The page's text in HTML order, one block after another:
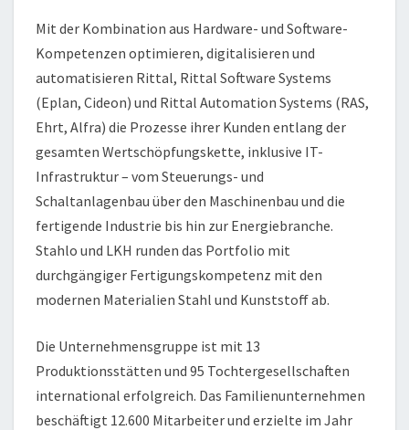
Mit der Kombination aus Hardware- und Software-
Kompetenzen optimieren, digitalisieren und
automatisieren Rittal, Rittal Software Systems
(Eplan, Cideon) und Rittal Automation Systems (RAS,
Ehrt, Alfra) die Prozesse ihrer Kunden entlang der
gesamten Wertschöpfungskette, inklusive IT-
Infrastruktur – vom Steuerungs- und
Schaltanlagenbau über den Maschinenbau und die
fertigende Industrie bis hin zur Energiebranche.
Stahlo und LKH runden das Portfolio mit
durchgängiger Fertigungskompetenz mit den
modernen Materialien Stahl und Kunststoff ab.
Die Unternehmensgruppe ist mit 13
Produktionsstätten und 95 Tochtergesellschaften
international erfolgreich. Das Familienunternehmen
beschäftigt 12.600 Mitarbeiter und erzielte im Jahr